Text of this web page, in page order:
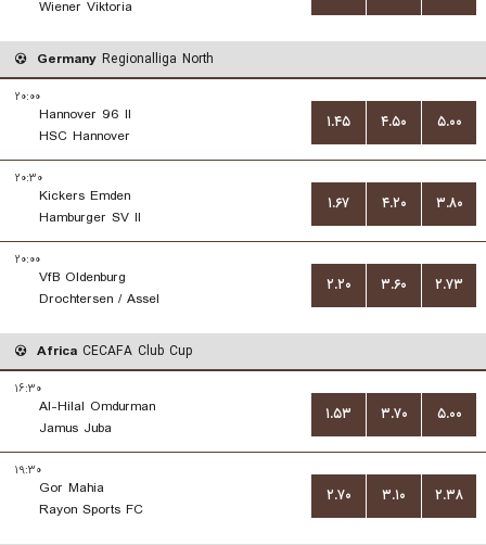
Wiener Viktoria
Germany Regionalliga North
۲۰:۰۰
Hannover 96 II
HSC Hannover
۱.۴۵ ۴.۵۰ ۵.۰۰
۲۰:۳۰
Kickers Emden
Hamburger SV II
۱.۶۷ ۴.۲۰ ۳.۸۰
۲۰:۰۰
VfB Oldenburg
Drochtersen / Assel
۲.۲۰ ۳.۶۰ ۲.۷۳
Africa CECAFA Club Cup
۱۶:۳۰
Al-Hilal Omdurman
Jamus Juba
۱.۵۳ ۳.۷۰ ۵.۰۰
۱۹:۳۰
Gor Mahia
Rayon Sports FC
۲.۷۰ ۳.۱۰ ۲.۳۸